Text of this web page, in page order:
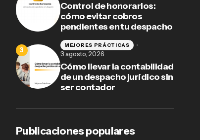
Control de honorarios:
cómo evitar cobros
pendientes en tu despacho
Cómo llevar la contabilidad
de un despacho jurídico sin
ser contador
MEJORES PRÁCTICAS
3 agosto, 2026
Publicaciones populares